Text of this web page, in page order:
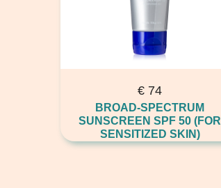
€ 74
BROAD-SPECTRUM
SUNSCREEN SPF 50 (FOR
SENSITIZED SKIN)